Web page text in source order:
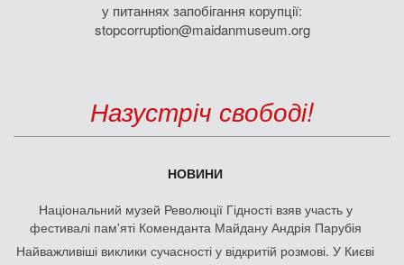
у питаннях запобігання корупції:
stopcorruption@maidanmuseum.org
Назустріч свободі!
НОВИНИ
Національний музей Революції Гідності взяв участь у
фестивалі пам'яті Коменданта Майдану Андрія Парубія
Найважливіші виклики сучасності у відкритій розмові. У Києві